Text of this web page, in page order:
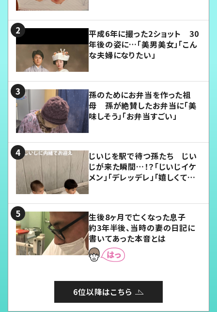
平成6年に撮った2ショット 30
年後の姿に…「美男美女」「こん
な夫婦になりたい」
孫のためにお弁当を作った祖
母 孫が絶賛したお弁当に「美
味しそう」「お弁当すごい」
じいじを駅で待つ孫たち じい
じが来た瞬間…！？「じいじイケ
メン」「デレッデレ」「嬉しくて可
生後8ヶ月で亡くなった息子
約3年半後、当時の妻の日記に
書いてあった本音とは
6位以降はこちら